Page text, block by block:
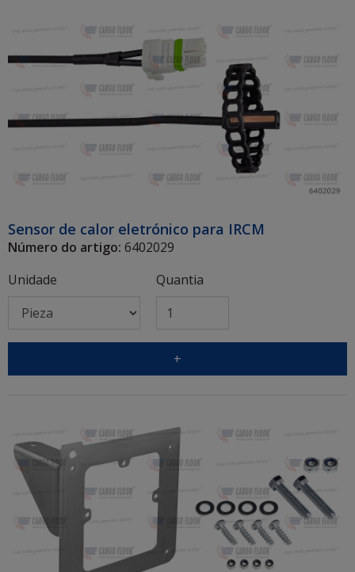
Sensor de calor eletrónico para IRCM
Número do artigo: 6402029
Unidade
Quantia
+